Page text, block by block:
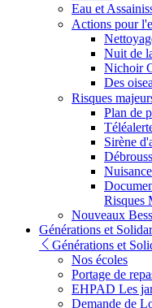
Eau et
Actions pour
Nuit de
Nichoir
Des
Risques
Plan de
Sirène
Risques
Nouveaux
Générations et
Générations et
Nos écoles
Portage de
EHPAD Les
Demande de